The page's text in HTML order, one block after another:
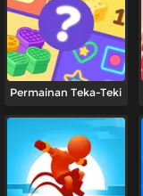
Permainan Teka-Teki